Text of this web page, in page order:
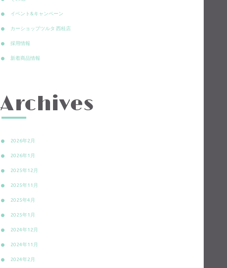
イベント&キャンペーン
カーショップツルタ 西桂店
採用情報
新着商品情報
Archives
2026年2月
2026年1月
2025年12月
2025年11月
2025年4月
2025年1月
2024年12月
2024年11月
2024年2月